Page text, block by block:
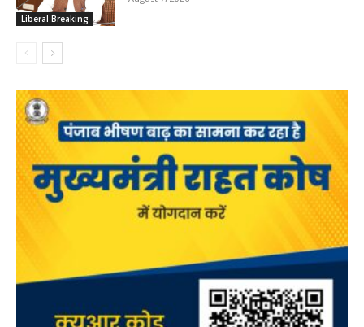
Liberal Breaking